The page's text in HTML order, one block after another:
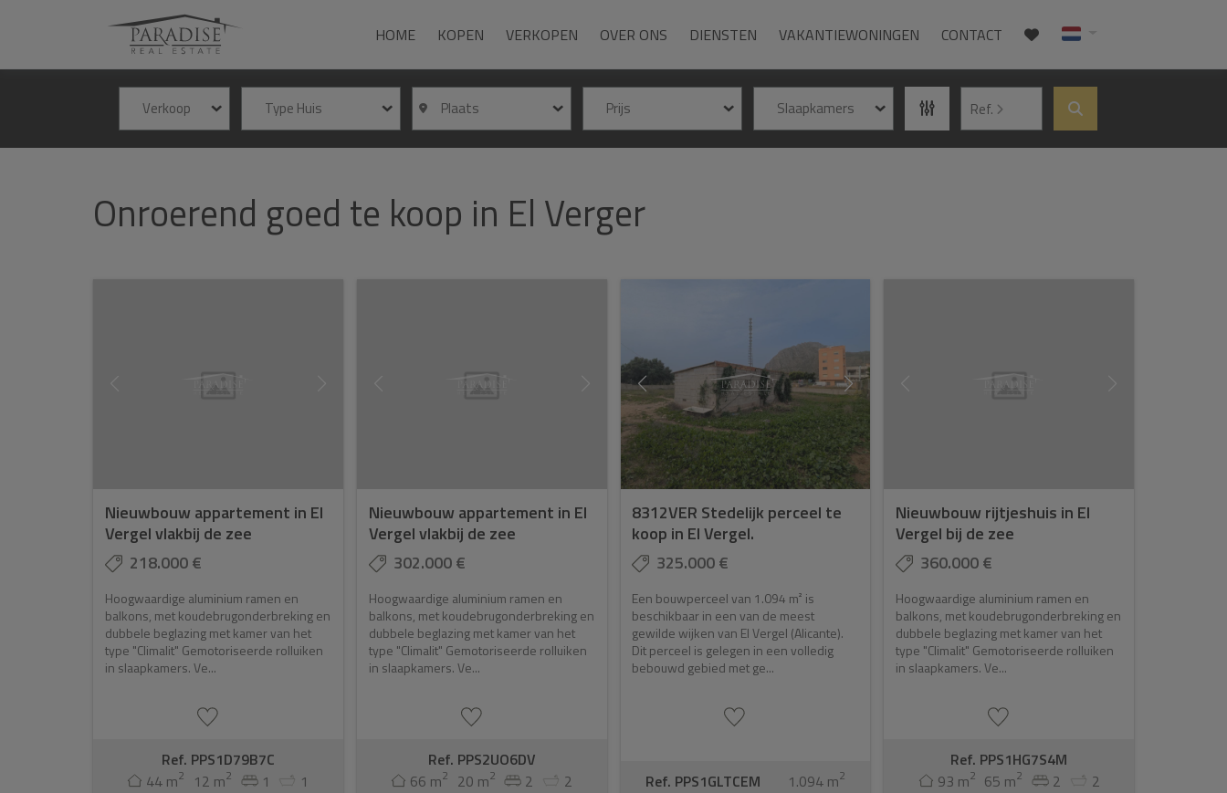
HOME KOPEN VERKOPEN OVER ONS DIENSTEN VAKANTIEWONINGEN CONTACT
Verkoop Type Huis Plaats Prijs Slaapkamers Ref.
Onroerend goed te koop in El Verger
Nieuwbouw appartement in El
Vergel vlakbij de zee
218.000 €
Hoogwaardige aluminium ramen en
balkons, met koudebrugonderbreking en
dubbele beglazing met kamer van het
type "Climalit" Gemotoriseerde rolluiken
in slaapkamers. Ve...
Ref. PPS1D79B7C
44 m2 12 m2 1 1
Nieuwbouw appartement in El
Vergel vlakbij de zee
302.000 €
Hoogwaardige aluminium ramen en
balkons, met koudebrugonderbreking en
dubbele beglazing met kamer van het
type "Climalit" Gemotoriseerde rolluiken
in slaapkamers. Ve...
Ref. PPS2UO6DV
66 m2 20 m2 2 2
8312VER Stedelijk perceel te
koop in El Vergel.
325.000 €
Een bouwperceel van 1.094 m² is
beschikbaar in een van de meest
gewilde wijken van El Vergel (Alicante).
Dit perceel is gelegen in een volledig
bebouwd gebied met ge...
Ref. PPS1GLTCEM 1.094 m2
Nieuwbouw rijtjeshuis in El
Vergel bij de zee
360.000 €
Hoogwaardige aluminium ramen en
balkons, met koudebrugonderbreking en
dubbele beglazing met kamer van het
type "Climalit" Gemotoriseerde rolluiken
in slaapkamers. Ve...
Ref. PPS1HG7S4M
93 m2 65 m2 2 2